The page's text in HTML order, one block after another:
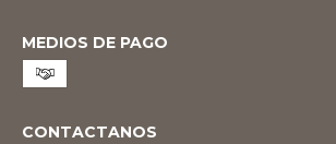
MEDIOS DE PAGO
CONTACTANOS